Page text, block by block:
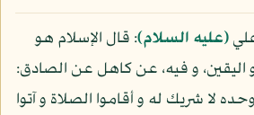
(عليه السلام): قال الإسلام هو
اليقين، و فيه، عن كاهل عن الصادق:
لا شريك له و أقاموا الصلاة و آتوا